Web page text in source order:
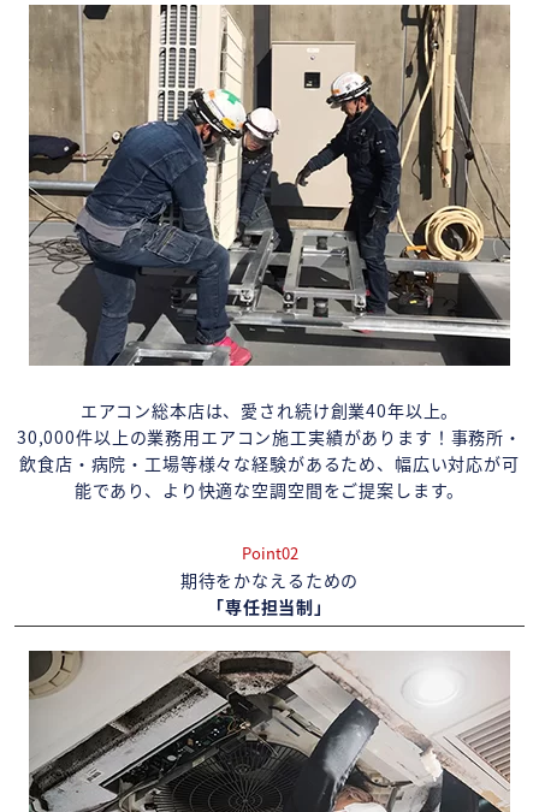
エアコン総本店は、愛され続け創業40年以上。
30,000件以上の業務用エアコン施工実績があります！事務所・
飲食店・病院・工場等様々な経験があるため、幅広い対応が可
能であり、より快適な空調空間をご提案します。
Point02
期待をかなえるための
「専任担当制」